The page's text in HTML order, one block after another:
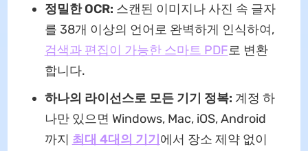
정밀한 OCR: 스캔된 이미지나 사진 속 글자
를 38개 이상의 언어로 완벽하게 인식하여,
검색과 편집이 가능한 스마트 PDF로 변환
합니다.
하나의 라이선스로 모든 기기 정복: 계정 하
나만 있으면 Windows, Mac, iOS, Android
까지 최대 4대의 기기에서 장소 제약 없이